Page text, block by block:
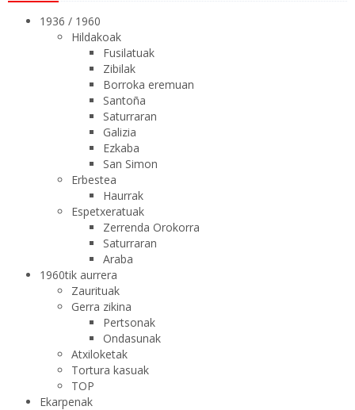
1936 / 1960
Hildakoak
Fusilatuak
Zibilak
Borroka eremuan
Santoña
Saturraran
Galizia
Ezkaba
San Simon
Erbestea
Haurrak
Espetxeratuak
Zerrenda Orokorra
Saturraran
Araba
1960tik aurrera
Zaurituak
Gerra zikina
Pertsonak
Ondasunak
Atxiloketak
Tortura kasuak
TOP
Ekarpenak